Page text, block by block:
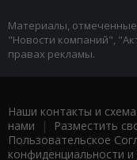
Материалы,
"Новости компаний",
правах рекламы.
Наши контакты и
нами | Разместить
Пользовательское
конфиденциальности